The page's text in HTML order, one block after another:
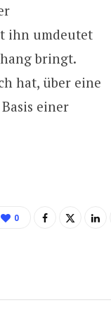
ihn umdeutet
bringt.
hat, über eine
einer
0